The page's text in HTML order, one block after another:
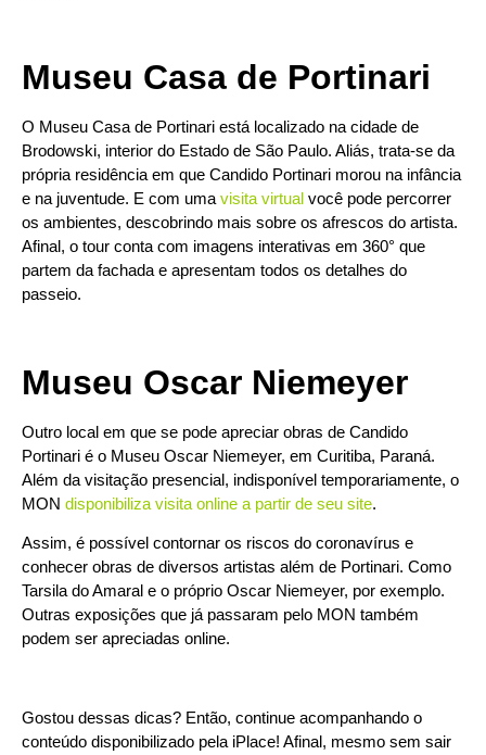
Museu Casa de Portinari
O Museu Casa de Portinari está localizado na cidade de
Brodowski, interior do Estado de São Paulo. Aliás, trata-se da
própria residência em que Candido Portinari morou na infância
e na juventude. E com uma visita virtual você pode percorrer
os ambientes, descobrindo mais sobre os afrescos do artista.
Afinal, o tour conta com imagens interativas em 360° que
partem da fachada e apresentam todos os detalhes do
passeio.
Museu Oscar Niemeyer
Outro local em que se pode apreciar obras de Candido
Portinari é o Museu Oscar Niemeyer, em Curitiba, Paraná.
Além da visitação presencial, indisponível temporariamente, o
MON disponibiliza visita online a partir de seu site.
Assim, é possível contornar os riscos do coronavírus e
conhecer obras de diversos artistas além de Portinari. Como
Tarsila do Amaral e o próprio Oscar Niemeyer, por exemplo.
Outras exposições que já passaram pelo MON também
podem ser apreciadas online.
Gostou dessas dicas? Então, continue acompanhando o
conteúdo disponibilizado pela iPlace! Afinal, mesmo sem sair